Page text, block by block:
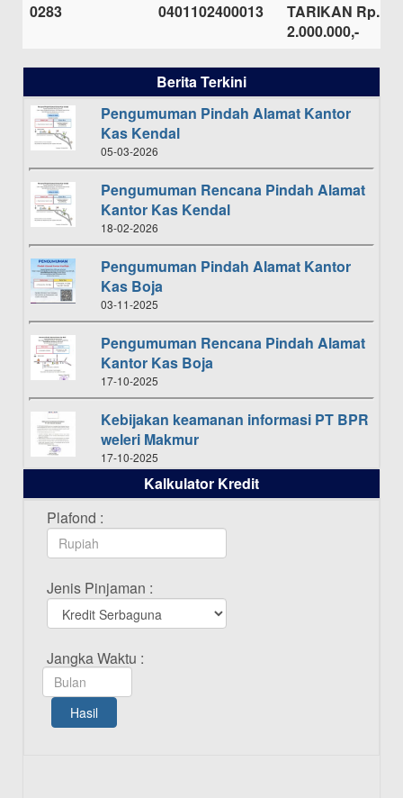
0283
0401102400013
TARIKAN Rp.
2.000.000,-
Berita Terkini
Pengumuman Pindah Alamat Kantor
Kas Kendal
05-03-2026
Pengumuman Rencana Pindah Alamat
Kantor Kas Kendal
18-02-2026
Pengumuman Pindah Alamat Kantor
Kas Boja
03-11-2025
Pengumuman Rencana Pindah Alamat
Kantor Kas Boja
17-10-2025
Kebijakan keamanan informasi PT BPR
weleri Makmur
17-10-2025
Daftar Pemenang Undian TAMASHA
Bulan Oktober 2025
16-10-2025
Bulan September 2025
20-09-2025
Daftar Pemenang Undian TAMASHA
Bulan Agustus 2025
Pengumuman Tutup Kantor Kantor
Kalkulator Kredit
Plafond :
Jenis Pinjaman :
Jangka Waktu :
Hasil